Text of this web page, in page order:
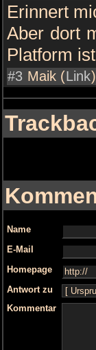
Erinnert
Aber dort
Platform
#3 Maik (Link
Name
E-Mail
Homepage
Antwort zu
Kommentar